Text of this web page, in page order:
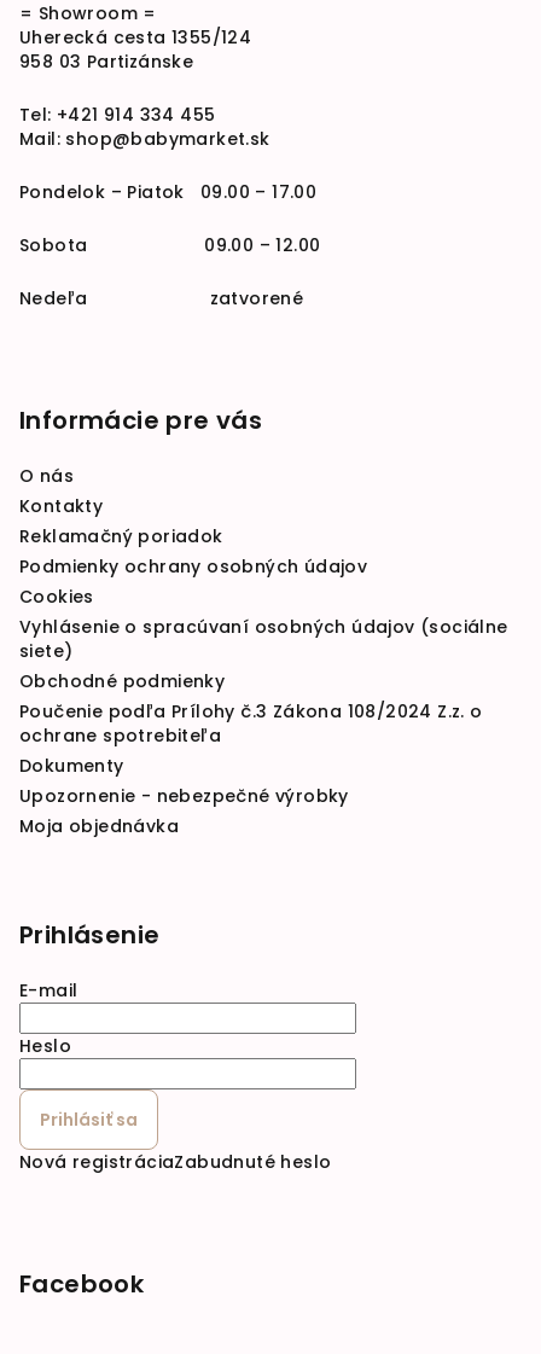
= Showroom =
Uherecká cesta 1355/124
958 03 Partizánske
Tel: +421 914 334 455
Mail: shop@babymarket.sk
Pondelok – Piatok 09.00 – 17.00
Sobota 09.00 – 12.00
Nedeľa zatvorené
Informácie pre vás
O nás
Kontakty
Reklamačný poriadok
Podmienky ochrany osobných údajov
Cookies
Vyhlásenie o spracúvaní osobných údajov (sociálne
siete)
Obchodné podmienky
Poučenie podľa Prílohy č.3 Zákona 108/2024 Z.z. o
ochrane spotrebiteľa
Dokumenty
Upozornenie - nebezpečné výrobky
Moja objednávka
Prihlásenie
E-mail
Heslo
Prihlásiť sa
Nová registráciaZabudnuté heslo
Facebook